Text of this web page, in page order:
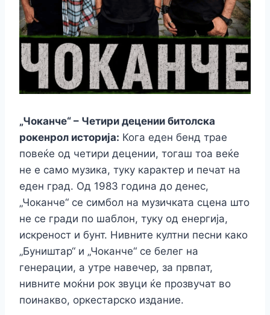
„Чоканче“ – Четири децении битолска
рокенрол историја: Кога еден бенд трае
повеќе од четири децении, тогаш тоа веќе
не е само музика, туку карактер и печат на
еден град. Од 1983 година до денес,
„Чоканче“ се симбол на музичката сцена што
не се гради по шаблон, туку од енергија,
искреност и бунт. Нивните култни песни како
„Буништар“ и „Чоканче“ се белег на
генерации, а утре навечер, за првпат,
нивните моќни рок звуци ќе прозвучат во
поинакво, оркестарско издание.